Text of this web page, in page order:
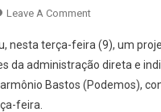
Leave A CommentOn
De
Osasco
Aprova
nesta terça-feira (9), um
da administração direta e
Bastos (Podemos),
feira.